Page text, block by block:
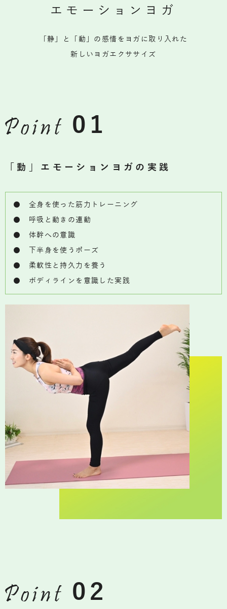
エモーションヨガ
「静」と「動」の感情をヨガに取り入れた
新しいヨガエクササイズ
01
「動」エモーションヨガの実践
● 全身を使った筋力トレーニング
● 呼吸と動きの連動
● 体幹への意識
● 下半身を使うポーズ
● 柔軟性と持久力を養う
● ボディラインを意識した実践
02